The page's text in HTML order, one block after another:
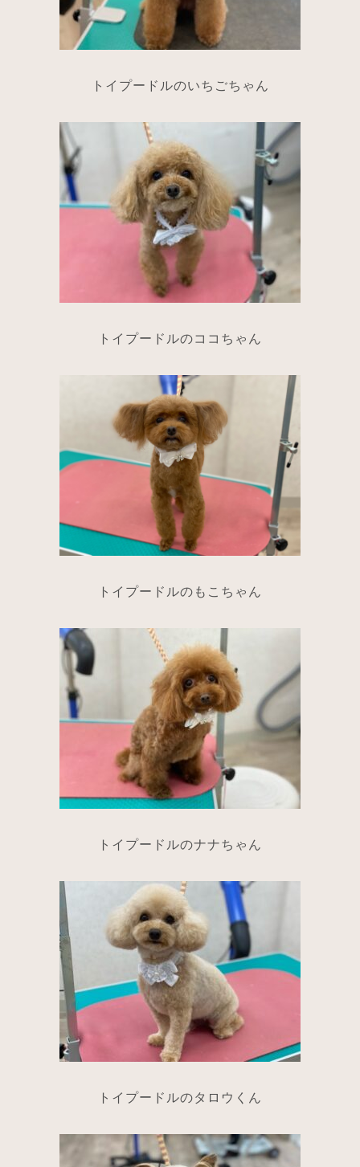
トイプードルのいちごちゃん
トイプードルのココちゃん
トイプードルのもこちゃん
トイプードルのナナちゃん
トイプードルのタロウくん